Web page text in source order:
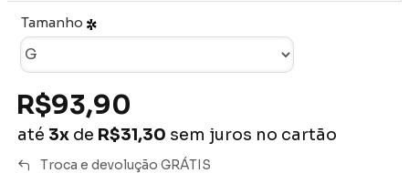
R$93,90
até 3x de R$31,30 sem juros no cartão
Tamanho
Troca e devolução GRÁTIS